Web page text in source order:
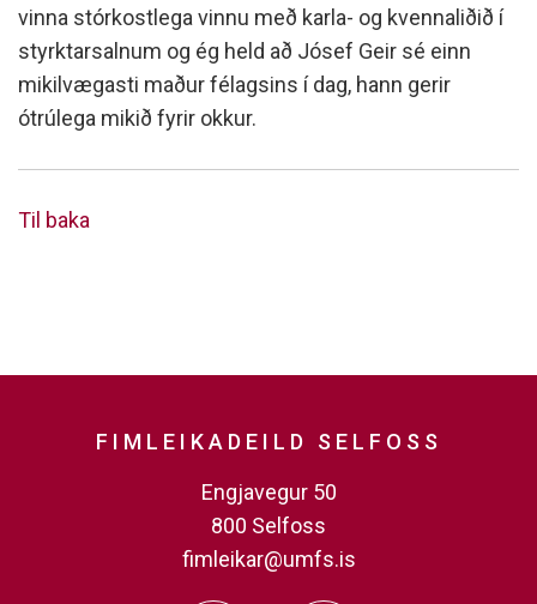
vinna stórkostlega vinnu með karla- og kvennaliðið í
styrktarsalnum og ég held að Jósef Geir sé einn
mikilvægasti maður félagsins í dag, hann gerir
ótrúlega mikið fyrir okkur.
Til baka
FIMLEIKADEILD SELFOSS
Engjavegur 50
800 Selfoss
fimleikar@umfs.is